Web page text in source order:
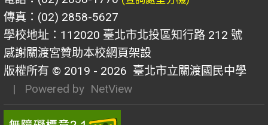
傳真：(02) 2858-5627
學校地址：112020 臺北市北投區知行路 212 號
感謝關渡宮贊助本校網頁架設
版權所有 © 2019 - 2026 臺北市立關渡國民中學
| Powered by NetView